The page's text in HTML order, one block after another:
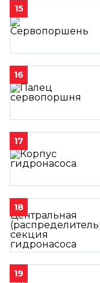
15
16
17
18
19